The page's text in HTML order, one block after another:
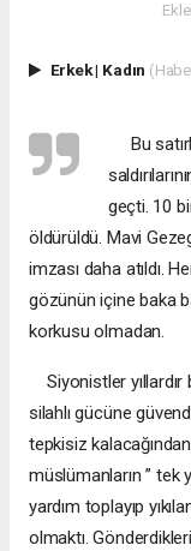
Erkek| Kadın
Bu
geçti. 10
öldürüldü. Mavi
imzası daha atıldı.
gözünün içine baka
korkusu olmadan.
Siyonistler yıllardır
silahlı gücüne
tepkisiz
müslümanların ” tek
yardım toplayıp
olmaktı.